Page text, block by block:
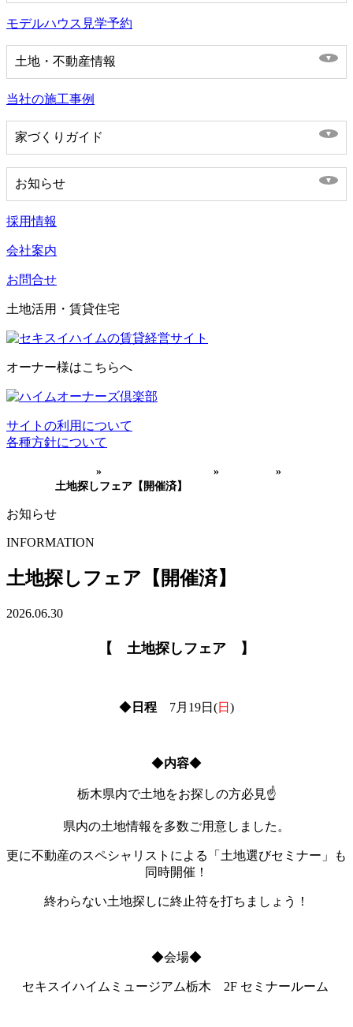
モデルハウス見学予約
土地・不動産情報
当社の施工事例
家づくりガイド
お知らせ
採用情報
会社案内
お問合せ
土地活用・賃貸住宅
オーナー様はこちらへ
サイトの利用について
各種方針について
» »
»
土地探しフェア【開催済】
お知らせ
INFORMATION
土地探しフェア【開催済】
2026.06.30
【 土地探しフェア 】
◆ 日程 7月19日(日 )
◆内容◆
栃木県内で土地をお探しの方必見☝
県内の土地情報を多数ご用意しました。
更に不動産のスペシャリストによる「土地選びセミナー」も
同時開催！
終わらない土地探しに終止符を打ちましょう！
◆会場◆
セキスイハイムミュージアム栃木 2F セミナールーム